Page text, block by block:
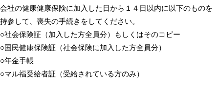
会社の健康健康保険に加入した日から１４日以内に以下のものを
持参して、喪失の手続きをしてください。
○社会保険証（加入した方全員分）もしくはそのコピー
○国民健康保険証（社会保険に加入した方全員分）
○年金手帳
○マル福受給者証（受給されている方のみ）